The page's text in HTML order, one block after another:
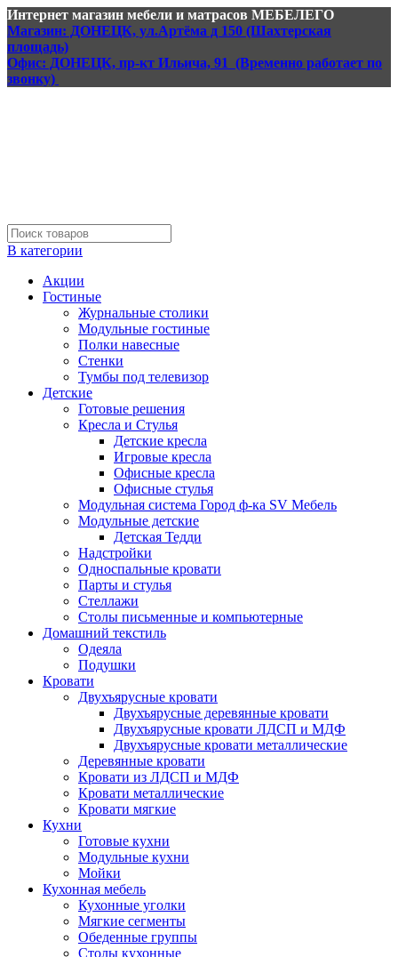
Интернет магазин мебели и матрасов МЕБЕЛЕГО
Магазин: ДОНЕЦК, ул.Артёма д 150 (Шахтерская
площадь)
Офис: ДОНЕЦК, пр-кт Ильича, 91 (Временно работает по
звонку)
В категории
Акции
Гостиные
Журнальные столики
Модульные гостиные
Полки навесные
Стенки
Тумбы под телевизор
Детские
Готовые решения
Кресла и Стулья
Детские кресла
Игровые кресла
Офисные кресла
Офисные стулья
Модульная система Город ф-ка SV Мебель
Модульные детские
Детская Тедди
Надстройки
Односпальные кровати
Парты и стулья
Стеллажи
Столы письменные и компьютерные
Домашний текстиль
Одеяла
Подушки
Кровати
Двухъярусные кровати
Двухъярусные деревянные кровати
Двухъярусные кровати ЛДСП и МДФ
Двухъярусные кровати металлические
Деревянные кровати
Кровати из ЛДСП и МДФ
Кровати металлические
Кровати мягкие
Кухни
Готовые кухни
Модульные кухни
Мойки
Кухонная мебель
Кухонные уголки
Мягкие сегменты
Обеденные группы
Столы кухонные